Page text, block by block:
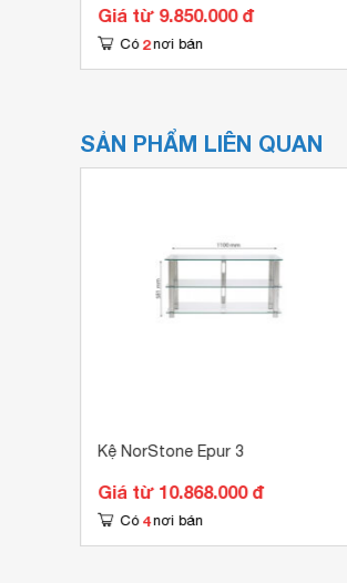
Giá từ 9.850.000 đ
Có 2 nơi bán
SẢN PHẨM LIÊN QUAN
Kệ NorStone Epur 3
Giá từ 10.868.000 đ
Có 4 nơi bán